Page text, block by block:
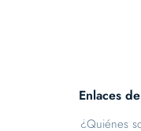
Enlaces
¿Quiénes